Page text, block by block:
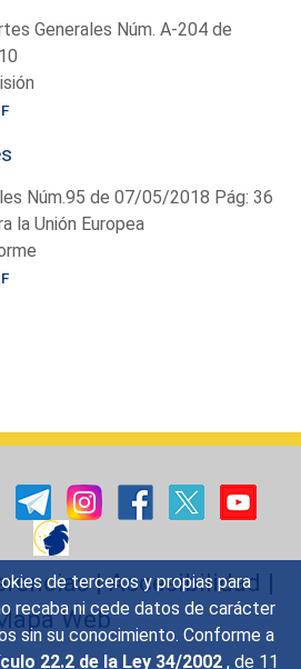
de terceros y propias para
recaba ni cede datos de carácter
sin su conocimiento. Conforme a
22.2 de la Ley 34/2002 , de 11
Generales Núm. A-204 de
Núm.95 de 07/05/2018 Pág: 36
la Unión Europea
|Accesibilidad |
Web